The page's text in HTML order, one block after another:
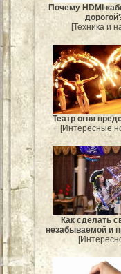
Почему HDMI
[Техника и
Театр огня
[Интересные
Как сделать
незабываемой и